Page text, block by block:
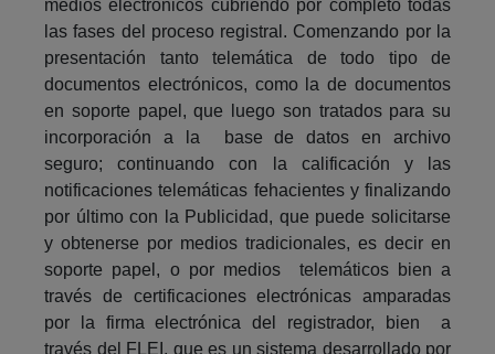
medios electrónicos cubriendo por completo todas
las fases del proceso registral. Comenzando por la
presentación tanto telemática de todo tipo de
documentos electrónicos, como la de documentos
en soporte papel, que luego son tratados para su
incorporación a la base de datos en archivo
seguro; continuando con la calificación y las
notificaciones telemáticas fehacientes y finalizando
por último con la Publicidad, que puede solicitarse
y obtenerse por medios tradicionales, es decir en
soporte papel, o por medios telemáticos bien a
través de certificaciones electrónicas amparadas
por la firma electrónica del registrador, bien a
través del FLEI, que es un sistema desarrollado por